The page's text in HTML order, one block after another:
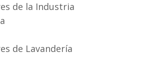
de la Industria
de Lavandería